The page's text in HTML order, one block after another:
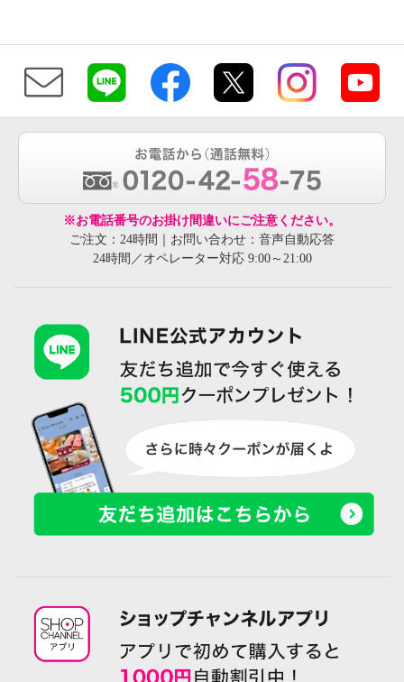
※お電話番号のお掛け間違いにご注意ください。
ご注文：24時間｜お問い合わせ：音声自動応答
24時間／オペレーター対応 9:00～21:00